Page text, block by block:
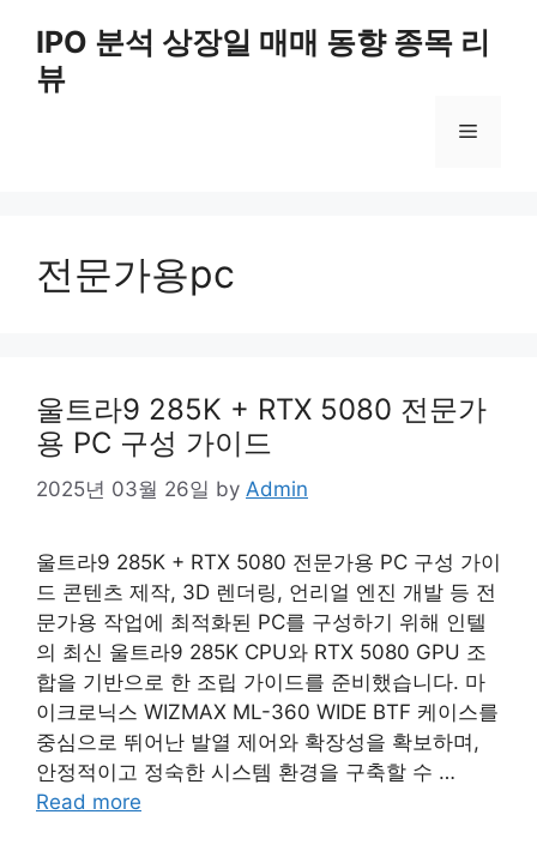
content
IPO 분석 상장일 매매 동향 종목 리
뷰
Menu
전문가용pc
울트라9 285K + RTX 5080 전문가
용 PC 구성 가이드
2025년 03월 26일 by Admin
울트라9 285K + RTX 5080 전문가용 PC 구성 가이
드 콘텐츠 제작, 3D 렌더링, 언리얼 엔진 개발 등 전
문가용 작업에 최적화된 PC를 구성하기 위해 인텔
의 최신 울트라9 285K CPU와 RTX 5080 GPU 조
합을 기반으로 한 조립 가이드를 준비했습니다. 마
이크로닉스 WIZMAX ML-360 WIDE BTF 케이스를
중심으로 뛰어난 발열 제어와 확장성을 확보하며,
안정적이고 정숙한 시스템 환경을 구축할 수 …
Read more